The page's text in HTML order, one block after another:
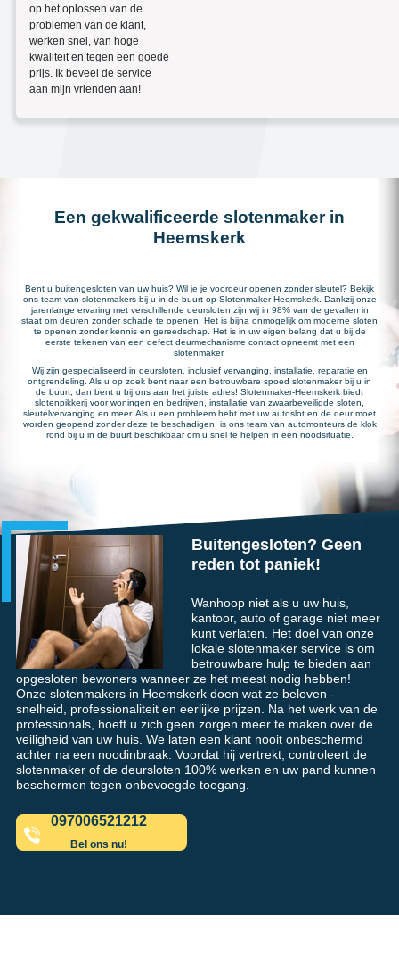
op het oplossen van de
problemen van de klant,
werken snel, van hoge
kwaliteit en tegen een goede
prijs. Ik beveel de service
aan mijn vrienden aan!
Een gekwalificeerde slotenmaker in
Heemskerk
Bent u buitengesloten van uw huis? Wil je je voordeur openen zonder sleutel? Bekijk
ons team van slotenmakers bij u in de buurt op Slotenmaker-Heemskerk. Dankzij onze
jarenlange ervaring met verschillende deursloten zijn wij in 98% van de gevallen in
staat om deuren zonder schade te openen. Het is bijna onmogelijk om moderne sloten
te openen zonder kennis en gereedschap. Het is in uw eigen belang dat u bij de
eerste tekenen van een defect deurmechanisme contact opneemt met een
slotenmaker.
Wij zijn gespecialiseerd in deursloten, inclusief vervanging, installatie, reparatie en
ontgrendeling. Als u op zoek bent naar een betrouwbare spoed slotenmaker bij u in
de buurt, dan bent u bij ons aan het juiste adres! Slotenmaker-Heemskerk biedt
slotenpikkerij voor woningen en bedrijven, installatie van zwaarbeveiligde sloten,
sleutelvervanging en meer. Als u een probleem hebt met uw autoslot en de deur moet
worden geopend zonder deze te beschadigen, is ons team van automonteurs de klok
rond bij u in de buurt beschikbaar om u snel te helpen in een noodsituatie.
Buitengesloten? Geen
reden tot paniek!
Wanhoop niet als u uw huis,
kantoor, auto of garage niet meer
kunt verlaten. Het doel van onze
lokale slotenmaker service is om
betrouwbare hulp te bieden aan
opgesloten bewoners wanneer ze het meest nodig hebben!
Onze slotenmakers in Heemskerk doen wat ze beloven -
snelheid, professionaliteit en eerlijke prijzen. Na het werk van de
professionals, hoeft u zich geen zorgen meer te maken over de
veiligheid van uw huis. We laten een klant nooit onbeschermd
achter na een noodinbraak. Voordat hij vertrekt, controleert de
slotenmaker of de deursloten 100% werken en uw pand kunnen
beschermen tegen onbevoegde toegang.
097006521212
Bel ons nu!